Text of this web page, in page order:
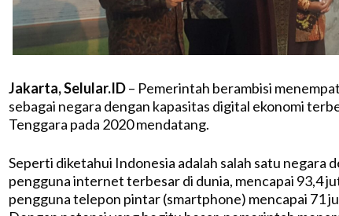
Jakarta, Selular.ID– Pemerintah berambisi
sebagai negara dengan kapasitas digital ekonomi
Tenggara pada 2020 mendatang.
Seperti diketahui Indonesia adalah salah satu negara
pengguna internet terbesar di dunia, mencapai 93,4
pengguna telepon pintar (smartphone) mencapai 71